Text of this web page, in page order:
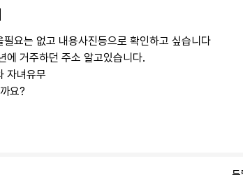
요는 없고 내용사진등으로 확인하고 싶습니다
에 거주하던 주소 알고있습니다.
자녀유무
요?